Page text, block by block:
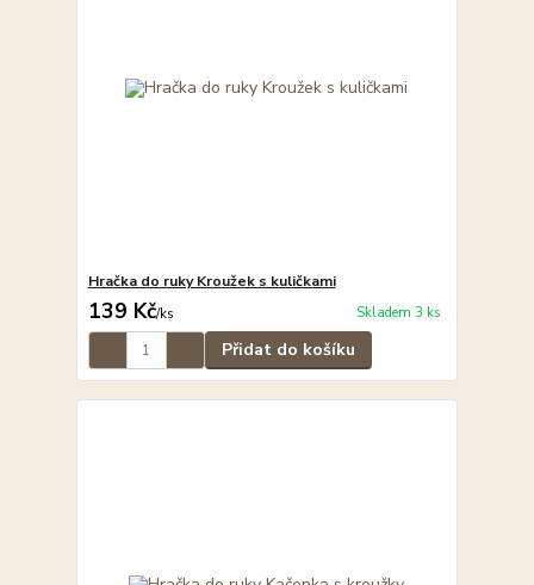
Hračka do ruky Kroužek s kuličkami
139 Kč/ks Skladem 3 ks
Přidat do košíku